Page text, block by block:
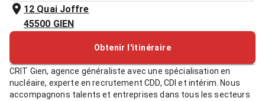
12 Quai Joffre
45500 GIEN
Obtenir l'itinéraire
CRIT Gien, agence généraliste avec une spécialisation en
nucléaire, experte en recrutement CDD, CDI et intérim. Nous
accompagnons talents et entreprises dans tous les secteurs